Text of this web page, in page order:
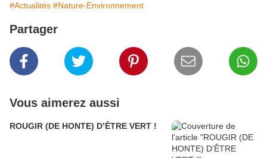
#Actualités #Nature-Environnement
Partager
Vous aimerez aussi
ROUGIR (DE HONTE) D’ÊTRE VERT !